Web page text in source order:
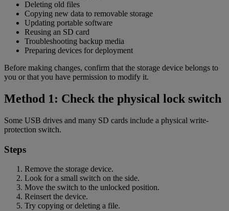
Deleting old files
Copying new data to removable storage
Updating portable software
Reusing an SD card
Troubleshooting backup media
Preparing devices for deployment
Before making changes, confirm that the storage device belongs to
you or that you have permission to modify it.
Method 1: Check the physical lock switch
Some USB drives and many SD cards include a physical write-
protection switch.
Steps
Remove the storage device.
Look for a small switch on the side.
Move the switch to the unlocked position.
Reinsert the device.
Try copying or deleting a file.